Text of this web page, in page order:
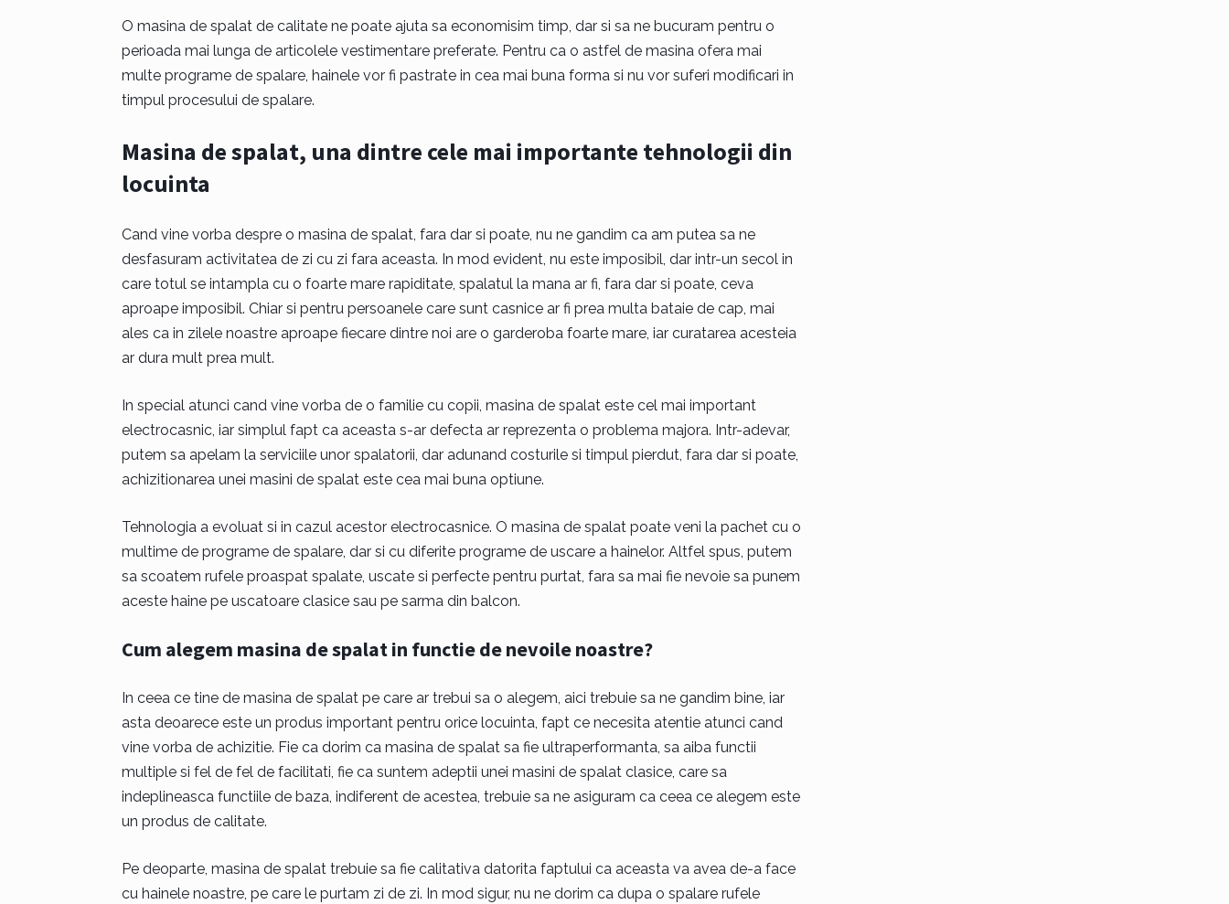
O masina de spalat de calitate ne poate ajuta sa economisim timp, dar si sa ne bucuram pentru o
perioada mai lunga de articolele vestimentare preferate. Pentru ca o astfel de masina ofera mai
multe programe de spalare, hainele vor fi pastrate in cea mai buna forma si nu vor suferi modificari in
timpul procesului de spalare.
Masina de spalat, una dintre cele mai importante tehnologii din
locuinta
Cand vine vorba despre o masina de spalat, fara dar si poate, nu ne gandim ca am putea sa ne
desfasuram activitatea de zi cu zi fara aceasta. In mod evident, nu este imposibil, dar intr-un secol in
care totul se intampla cu o foarte mare rapiditate, spalatul la mana ar fi, fara dar si poate, ceva
aproape imposibil. Chiar si pentru persoanele care sunt casnice ar fi prea multa bataie de cap, mai
ales ca in zilele noastre aproape fiecare dintre noi are o garderoba foarte mare, iar curatarea acesteia
ar dura mult prea mult.
In special atunci cand vine vorba de o familie cu copii, masina de spalat este cel mai important
electrocasnic, iar simplul fapt ca aceasta s-ar defecta ar reprezenta o problema majora. Intr-adevar,
putem sa apelam la serviciile unor spalatorii, dar adunand costurile si timpul pierdut, fara dar si poate,
achizitionarea unei masini de spalat este cea mai buna optiune.
Tehnologia a evoluat si in cazul acestor electrocasnice. O masina de spalat poate veni la pachet cu o
multime de programe de spalare, dar si cu diferite programe de uscare a hainelor. Altfel spus, putem
sa scoatem rufele proaspat spalate, uscate si perfecte pentru purtat, fara sa mai fie nevoie sa punem
aceste haine pe uscatoare clasice sau pe sarma din balcon.
Cum alegem masina de spalat in functie de nevoile noastre?
In ceea ce tine de masina de spalat pe care ar trebui sa o alegem, aici trebuie sa ne gandim bine, iar
asta deoarece este un produs important pentru orice locuinta, fapt ce necesita atentie atunci cand
vine vorba de achizitie. Fie ca dorim ca masina de spalat sa fie ultraperformanta, sa aiba functii
multiple si fel de fel de facilitati, fie ca suntem adeptii unei masini de spalat clasice, care sa
indeplineasca functiile de baza, indiferent de acestea, trebuie sa ne asiguram ca ceea ce alegem este
un produs de calitate.
Pe deoparte, masina de spalat trebuie sa fie calitativa datorita faptului ca aceasta va avea de-a face
cu hainele noastre, pe care le purtam zi de zi. In mod sigur, nu ne dorim ca dupa o spalare rufele